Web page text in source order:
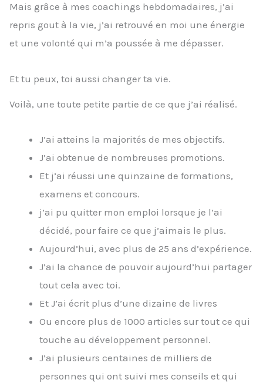
Mais grâce à mes coachings hebdomadaires, j’ai
repris gout à la vie, j’ai retrouvé en moi une énergie
et une volonté qui m’a poussée à me dépasser.
Et tu peux, toi aussi changer ta vie.
Voilà, une toute petite partie de ce que j’ai réalisé.
J’ai atteins la majorités de mes objectifs.
J’ai obtenue de nombreuses promotions.
Et j’ai réussi une quinzaine de formations,
examens et concours.
j’ai pu quitter mon emploi lorsque je l’ai
décidé, pour faire ce que j’aimais le plus.
Aujourd’hui, avec plus de 25 ans d’expérience.
J’ai la chance de pouvoir aujourd’hui partager
tout cela avec toi.
Et J’ai écrit plus d’une dizaine de livres
Ou encore plus de 1000 articles sur tout ce qui
touche au développement personnel.
J’ai plusieurs centaines de milliers de
personnes qui ont suivi mes conseils et qui